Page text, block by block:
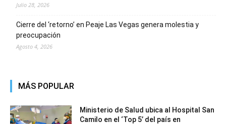
Julio 28, 2026
Cierre del ‘retorno’ en Peaje Las Vegas genera molestia y
preocupación
Agosto 4, 2026
MÁS POPULAR
Ministerio de Salud ubica al Hospital San
Camilo en el ‘Top 5’ del país en